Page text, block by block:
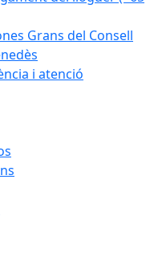
Grans del Consell
i atenció